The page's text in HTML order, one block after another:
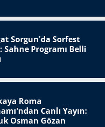
Sorgun'da Sorfest
Sahne Programı Belli
Roma
Canlı Yayın:
Osman Gözan